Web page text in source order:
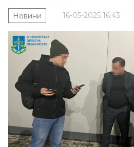
16-05-2025 16:43
Новини